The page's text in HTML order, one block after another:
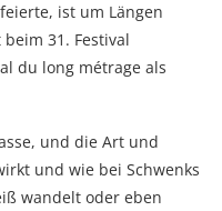
ist um Längen
31. Festival
du long métrage als
und die Art und
und wie bei Schwenks
wandelt oder eben